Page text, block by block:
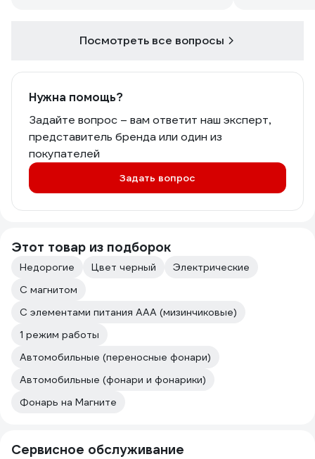
Посмотреть все вопросы
Нужна помощь?
Задайте вопрос – вам ответит наш эксперт,
представитель бренда или один из
покупателей
Задать вопрос
Этот товар из подборок
Недорогие Цвет черный
Электрические
С магнитом
С элементами питания AAA (мизинчиковые)
1 режим работы
Автомобильные (переносные фонари)
Автомобильные (фонари и фонарики)
Фонарь на Магните
Сервисное обслуживание